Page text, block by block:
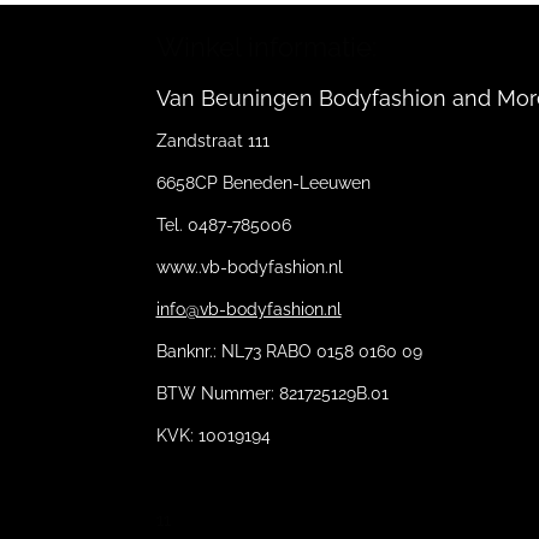
Van Beuningen Bodyfashion and
Zandstraat 111
6658CP Beneden-Leeuwen
Tel. 0487-785006
www..vb-bodyfashion.nl
info@vb-bodyfashion.nl
Banknr.: NL73 RABO 0158 0160 09
BTW Nummer: 821725129B.01
KVK: 10019194